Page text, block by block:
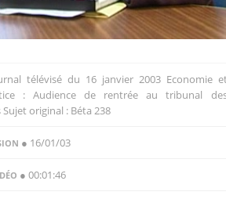
télévisé du 16 janvier 2003 Economie
: Audience de rentrée au tribunal
original : Béta 238
● 16/01/03
● 00:01:46